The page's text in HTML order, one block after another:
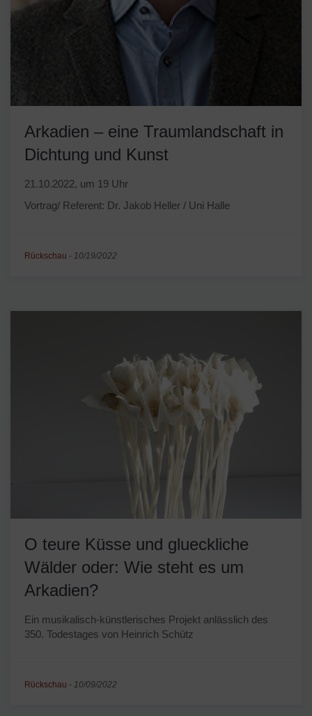
Arkadien – eine Traumlandschaft in
Dichtung und Kunst
21.10.2022, um 19 Uhr
Vortrag/ Referent: Dr. Jakob Heller / Uni Halle
Rückschau - 10/19/2022
O teure Küsse und glueckliche
Wälder oder: Wie steht es um
Arkadien?
Ein musikalisch-künstlerisches Projekt anlässlich des
350. Todestages von Heinrich Schütz
Rückschau - 10/09/2022